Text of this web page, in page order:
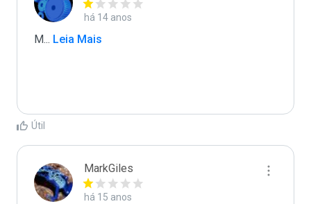
há 14 anos
M... Leia Mais
Útil
MarkGiles
há 15 anos